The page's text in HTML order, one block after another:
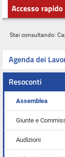
Accesso rapido
Stai consultando:
Agenda dei
Resoconti
Assemblea
Giunte e
Audizioni